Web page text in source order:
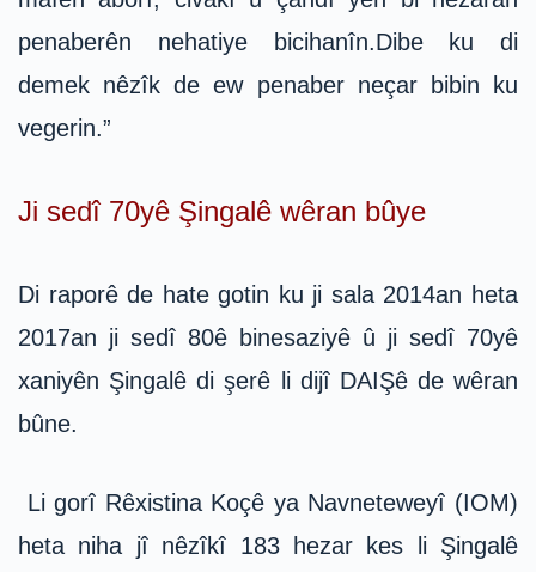
penaberên nehatiye bicihanîn.Dibe ku di
demek nêzîk de ew penaber neçar bibin ku
vegerin.”
Ji sedî 70yê Şingalê wêran bûye
Di raporê de hate gotin ku ji sala 2014an heta
2017an ji sedî 80ê binesaziyê û ji sedî 70yê
xaniyên Şingalê di şerê li dijî DAIŞê de wêran
bûne.
Li gorî Rêxistina Koçê ya Navneteweyî (IOM)
heta niha jî nêzîkî 183 hezar kes li Şingalê